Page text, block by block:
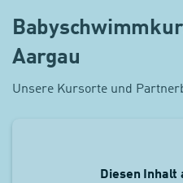
Aargau
Unsere Kursorte und
Diesen Inhalt